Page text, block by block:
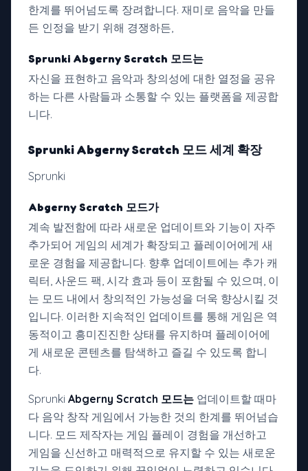
한계를 뛰어넘도록 장려합니다. 재미로 음악을 만들
든 인정을 받기 위해 경쟁하든,
Sprunki Abgerny Scratch 모드는
자신을 표현하고 음악과 창의성에 대한 열정을 공유
하는 다른 사람들과 소통할 수 있는 플랫폼을 제공합
니다.
SprunkiAbgerny Scratch 모드세계 확장
Sprunki
Abgerny Scratch 모드가
계속 발전함에 따라 새로운 업데이트와 기능이 자주
추가되어 게임의 세계가 확장되고 플레이어에게 새
로운 경험을 제공합니다. 향후 업데이트에는 추가 캐
릭터, 사운드 팩, 시각 효과 등이 포함될 수 있으며, 이
는 모드 내에서 창의적인 가능성을 더욱 향상시킬 것
입니다. 이러한 지속적인 업데이트를 통해 게임은 역
동적이고 흥미진진한 상태를 유지하며 플레이어에
게 새로운 콘텐츠를 탐색하고 즐길 수 있도록 합니
다.
Sprunki Abgerny Scratch 모드는 업데이트할 때마
다 음악 창작 게임에서 가능한 것의 한계를 뛰어넘습
니다. 모드 제작자는 게임 플레이 경험을 개선하고
게임을 신선하고 매력적으로 유지할 수 있는 새로운